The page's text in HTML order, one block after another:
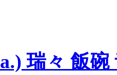
瑞々 飯碗